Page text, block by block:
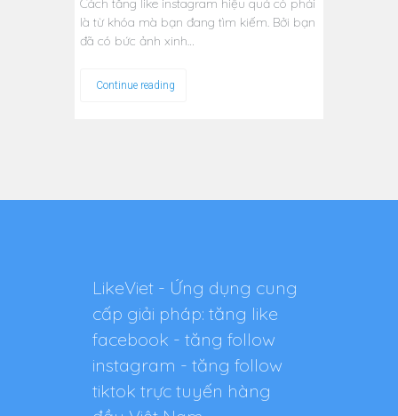
là từ khóa mà bạn đang tìm kiếm. Bởi bạn
đã có bức ảnh xinh…
Continue reading
LikeViet - Ứng dụng cung
cấp giải pháp: tăng like
facebook - tăng follow
instagram - tăng follow
tiktok trực tuyến hàng